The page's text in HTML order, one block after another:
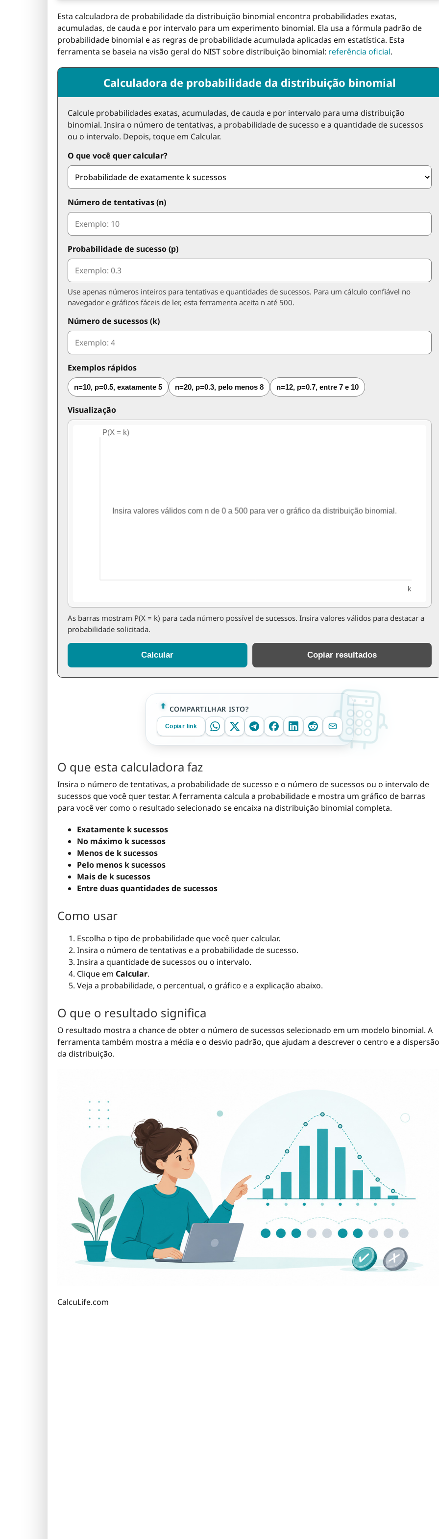
Esta calculadora de probabilidade da distribuição binomial encontra probabilidades exatas,
acumuladas, de cauda e por intervalo para um experimento binomial. Ela usa a fórmula padrão de
probabilidade binomial e as regras de probabilidade acumulada aplicadas em estatística. Esta
ferramenta se baseia na visão geral do NIST sobre distribuição binomial: referência oficial.
Calculadora de probabilidade da distribuição binomial
Calcule probabilidades exatas, acumuladas, de cauda e por intervalo para uma distribuição
binomial. Insira o número de tentativas, a probabilidade de sucesso e a quantidade de sucessos
ou o intervalo. Depois, toque em Calcular.
O que você quer calcular?
Número de tentativas (n)
Probabilidade de sucesso (p)
Use apenas números inteiros para tentativas e quantidades de sucessos. Para um cálculo confiável no
navegador e gráficos fáceis de ler, esta ferramenta aceita n até 500.
Número de sucessos (k)
Exemplos rápidos
n=10, p=0.5, exatamente 5 n=20, p=0.3, pelo menos 8 n=12, p=0.7, entre 7 e 10
Visualização
As barras mostram P(X = k) para cada número possível de sucessos. Insira valores válidos para destacar a
probabilidade solicitada.
Calcular Copiar resultados
COMPARTILHAR ISTO?
Copiar link
O que esta calculadora faz
Insira o número de tentativas, a probabilidade de sucesso e o número de sucessos ou o intervalo de
sucessos que você quer testar. A ferramenta calcula a probabilidade e mostra um gráfico de barras
para você ver como o resultado selecionado se encaixa na distribuição binomial completa.
Exatamente k sucessos
No máximo k sucessos
Menos de k sucessos
Pelo menos k sucessos
Mais de k sucessos
Entre duas quantidades de sucessos
Como usar
Escolha o tipo de probabilidade que você quer calcular.
Insira o número de tentativas e a probabilidade de sucesso.
Insira a quantidade de sucessos ou o intervalo.
Clique em Calcular.
Veja a probabilidade, o percentual, o gráfico e a explicação abaixo.
O que o resultado significa
O resultado mostra a chance de obter o número de sucessos selecionado em um modelo binomial. A
ferramenta também mostra a média e o desvio padrão, que ajudam a descrever o centro e a dispersão
da distribuição.
CalcuLife.com